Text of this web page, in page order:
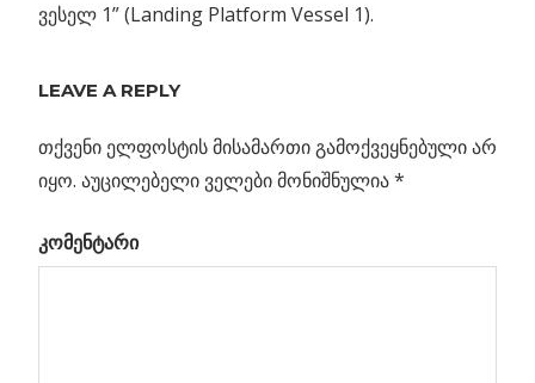
ვესელ 1” (Landing Platform Vessel 1).
ნავიგაცია
Previous
კომეტა
G3
(ATLAS)
თავზე
LEAVE A REPLY
თქვენი ელფოსტის მისამართი გამოქვეყნებული არ
იყო. აუცილებელი ველები მონიშნულია*
კომენტარი